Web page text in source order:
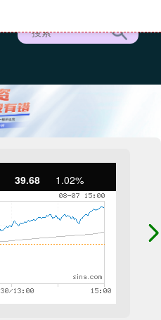
39.68 1.02%